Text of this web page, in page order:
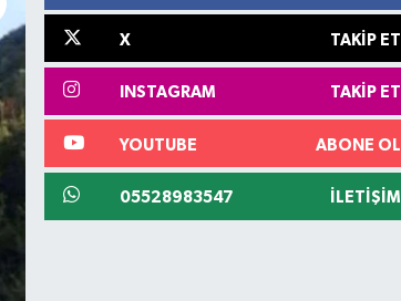
X TAKIP ET
INSTAGRAM TAKIP ET
YOUTUBE ABONE OL
05528983547 İLETIŞIM